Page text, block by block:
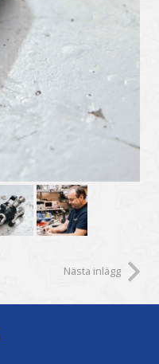
Nästa inlägg